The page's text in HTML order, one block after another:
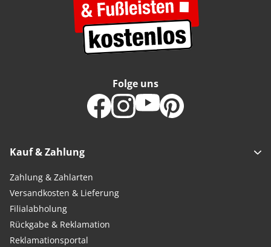
Kauf & Zahlung
Zahlung & Zahlarten
Versandkosten & Lieferung
Filialabholung
Rückgabe & Reklamation
Reklamationsportal
Folge uns